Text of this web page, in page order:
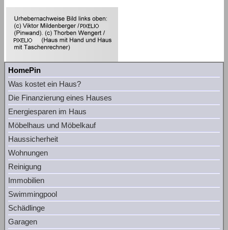
HomePin
Was kostet ein Haus?
Die Finanzierung eines Hauses
Energiesparen im Haus
Möbelhaus und Möbelkauf
Haussicherheit
Wohnungen
Reinigung
Immobilien
Swimmingpool
Schädlinge
Garagen